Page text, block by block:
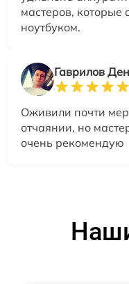
мастеров, которые
ноутбуком.
Гаврилов
Оживили почти
отчаянии, но
очень рекомендую